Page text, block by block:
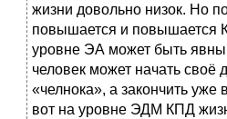
жизни довольно низок. Но
повышается и повышается
уровне ЭА может быть
человек может начать своё
«челнока», а закончить уже
вот на уровне ЭДМ КПД